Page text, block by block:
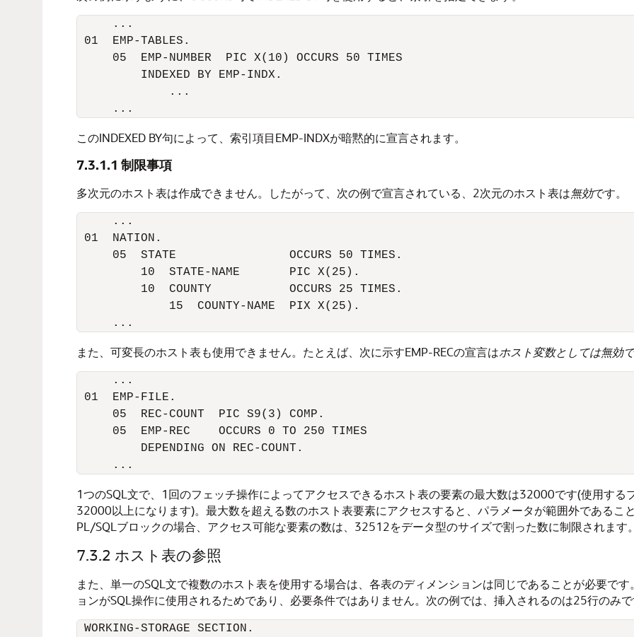
     ...
01  EMP-TABLES.
     05  EMP-NUMBER  PIC X(10) OCCURS 50 TIMES
         INDEXED BY EMP-INDX.
             ...
     ...
このINDEXED BY句によって、索引項目EMP-INDXが暗黙的に宣言されます。
7.3.1.1 制限事項
多次元のホスト表は作成できません。したがって、次の例で宣言されている、2次元のホスト表は無効です。
     ...
01  NATION.
     05  STATE                OCCURS 50 TIMES.
         10  STATE-NAME       PIC X(25).
         10  COUNTY           OCCURS 25 TIMES.
             15  COUNTY-NAME  PIX X(25).
また、可変長のホスト表も使用できません。たとえば、次に示すEMP-RECの宣言はホスト変数としては無効
     ...
01  EMP-FILE.
     05  REC-COUNT  PIC S9(3) COMP.
     05  EMP-REC    OCCURS 0 TO 250 TIMES
         DEPENDING ON REC-COUNT.
1つのSQL文で、1回のフェッチ操作によってアクセスできるホスト表の要素の最大数は32000です(使用す
32000以上になります)。最大数を超える数のホスト表要素にアクセスすると、パラメータが範囲外であるこ
PL/SQLブロックの場合、アクセス可能な要素の数は、32512をデータ型のサイズで割った数に制限されます
7.3.2 ホスト表の参照
また、単一のSQL文で複数のホスト表を使用する場合は、各表のディメンションは同じであることが必要で
ョンがSQL操作に使用されるためであり、必要条件ではありません。次の例では、 挿入 されるのは25行のみ
WORKING-STORAGE SECTION.